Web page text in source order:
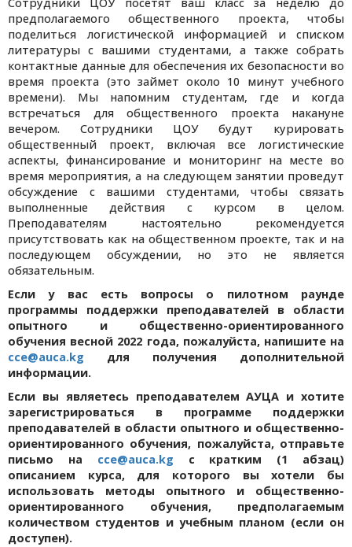
предполагаемого общественного проекта, чтобы
поделиться логистической информацией и списком
литературы с вашими студентами, а также собрать
контактные данные для обеспечения их безопасности во
время проекта (это займет около 10 минут учебного
времени). Мы напомним студентам, где и когда
встречаться для общественного проекта накануне
вечером. Сотрудники ЦОУ будут курировать
общественный проект, включая все логистические
аспекты, финансирование и мониторинг на месте во
время мероприятия, а на следующем занятии проведут
обсуждение с вашими студентами, чтобы связать
выполненные действия с курсом в целом.
Преподавателям настоятельно рекомендуется
присутствовать как на общественном проекте, так и на
последующем обсуждении, но это не является
обязательным.
Если у вас есть вопросы о пилотном раунде
программы поддержки преподавателей в области
опытного и общественно-ориентированного
обучения весной 2022 года, пожалуйста, напишите на
cce@auca.kg для получения дополнительной
информации.
Если вы являетесь преподавателем АУЦА и хотите
зарегистрироваться в программе поддержки
преподавателей в области опытного и общественно-
ориентированного обучения, пожалуйста, отправьте
письмо на cce@auca.kg с кратким (1 абзац)
описанием курса, для которого вы хотели бы
использовать методы опытного и общественно-
ориентированного обучения, предполагаемым
количеством студентов и учебным планом (если он
доступен).